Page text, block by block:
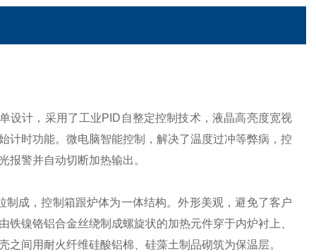
设计，采用了工业PID自整定控制技术， 液晶高亮度宽视
计时功能。 微电脑智能控制，解决了温度过冲等弊病，控
报警并自动切断加热输出。
制成，控制箱跟炉体为一体结构。外形美观，避免了客户
镍铬铝合金丝绕制成螺旋状的加热元件穿于内炉衬上、
间用耐火纤维硅酸铝棉、硅藻土制品砌筑为保温层。